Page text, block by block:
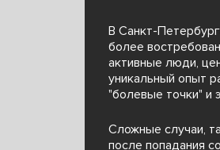
В Санкт-
более
активные люди,
уникальный опыт
"болевые точки" и
Сложные случаи,
после попадания